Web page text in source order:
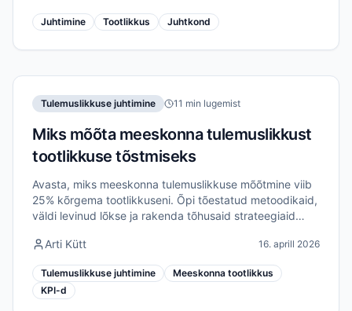
Juhtimine Tootlikkus Juhtkond
Tulemuslikkuse juhtimine 11 min lugemist
Miks mõõta meeskonna tulemuslikkust
tootlikkuse tõstmiseks
Avasta, miks meeskonna tulemuslikkuse mõõtmine viib
25% kõrgema tootlikkuseni. Õpi tõestatud metoodikaid,
väldi levinud lõkse ja rakenda tõhusaid strateegiaid
Arti Kütt
16. aprill 2026
Tulemuslikkuse juhtimine
Meeskonna tootlikkus
KPI-d